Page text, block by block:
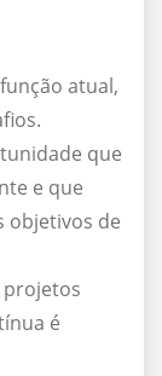
atual,
que
e que
objetivos de
projetos
é